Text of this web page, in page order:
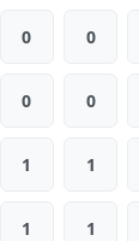
0 0
0 0
1 1
1 1